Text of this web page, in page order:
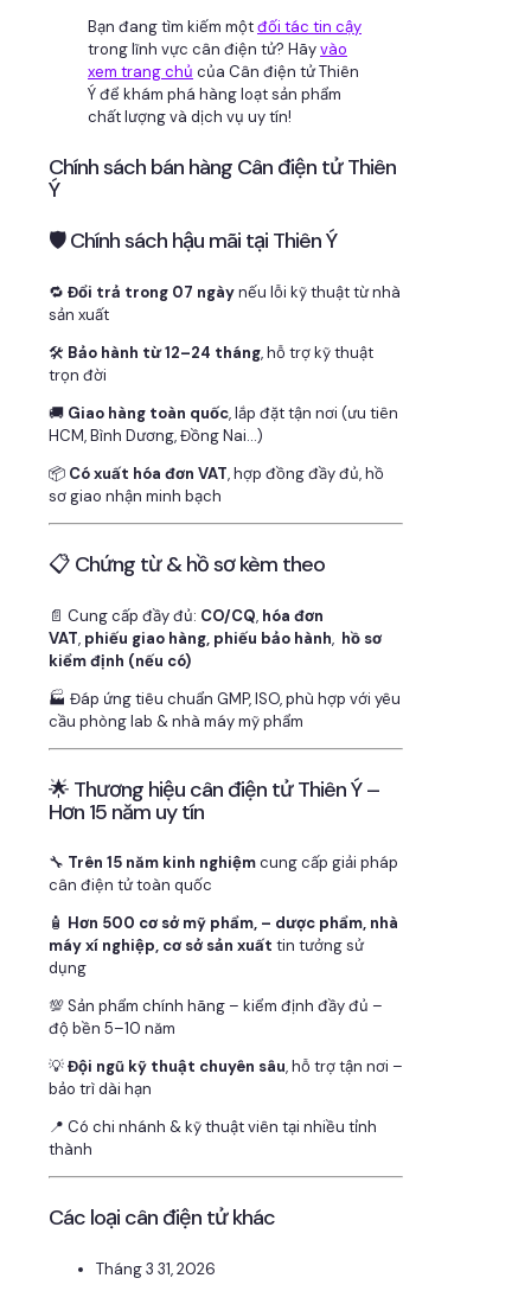
Bạn đang tìm kiếm mộtđối tác tin cậy
trong lĩnh vực cân điện tử? Hãyvào
xem trang chủ của Cân điện tử Thiên
Ý để khám phá hàng loạt sản phẩm
chất lượng và dịch vụ uy tín!
Chính sách bán hàng Cân điện tử Thiên
Ý
🛡 Chính sách hậu mãi tại Thiên Ý
🔁 Đổi trả trong 07 ngàynếu lỗi kỹ thuật từ nhà
sản xuất
🛠 Bảo hành từ 12–24 tháng, hỗ trợ kỹ thuật
trọn đời
🚚 Giao hàng toàn quốc, lắp đặt tận nơi (ưu tiên
HCM, Bình Dương, Đồng Nai…)
📦 Có xuất hóa đơn VAT, hợp đồng đầy đủ, hồ
sơ giao nhận minh bạch
📋 Chứng từ & hồ sơ kèm theo
📄 Cung cấp đầy đủ: CO/CQ, hóa đơn
VAT, phiếu giao hàng, phiếu bảo hành, hồ sơ
kiểm định (nếu có)
🏭 Đáp ứng tiêu chuẩn GMP, ISO, phù hợp với yêu
cầu phòng lab & nhà máy mỹ phẩm
🌟 Thương hiệu cân điện tử Thiên Ý –
Hơn 15 năm uy tín
🔧 Trên 15 năm kinh nghiệmcung cấp giải pháp
cân điện tử toàn quốc
🧴 Hơn 500 cơ sở mỹ phẩm, – dược phẩm, nhà
máy xí nghiệp, cơ sở sản xuất tin tưởng sử
dụng
💯 Sản phẩm chính hãng – kiểm định đầy đủ –
độ bền 5–10 năm
💡Đội ngũ kỹ thuật chuyên sâu, hỗ trợ tận nơi –
bảo trì dài hạn
📍 Có chi nhánh & kỹ thuật viên tại nhiều tỉnh
thành
Các loại cân điện tử khác
Tháng 3 31, 2026